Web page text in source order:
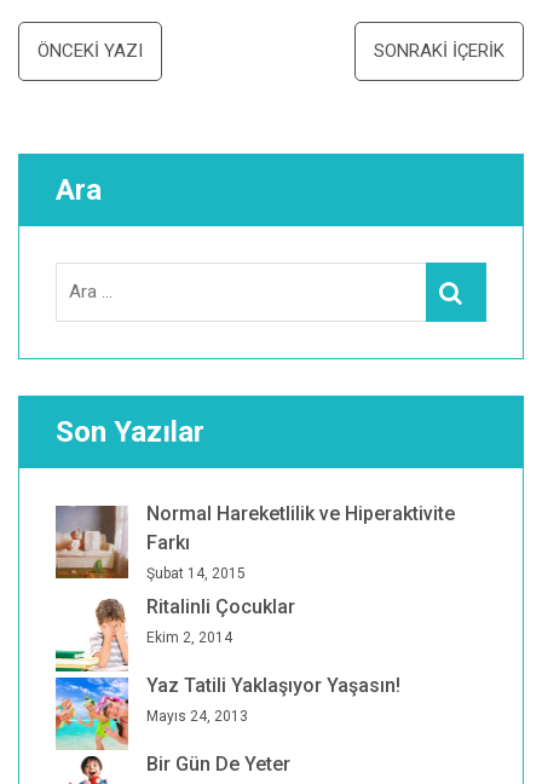
Yazı
dolaşımı
ÖNCEKI YAZI SONRAKI İÇERIK
Ara
Ara
Son Yazılar
Normal Hareketlilik ve Hiperaktivite
Farkı
Şubat 14, 2015
Ritalinli Çocuklar
Ekim 2, 2014
Yaz Tatili Yaklaşıyor Yaşasın!
Mayıs 24, 2013
Bir Gün De Yeter